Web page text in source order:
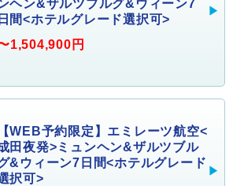
ヘン&ザルツブルグ&ウィーン7
日間<ホテルグレード選択可>
1,504,900円
【WEB予約限定】エミレーツ航空<
田夜発>ミュンヘン&ザルツブル
&ウィーン7日間<ホテルグレード
択可>